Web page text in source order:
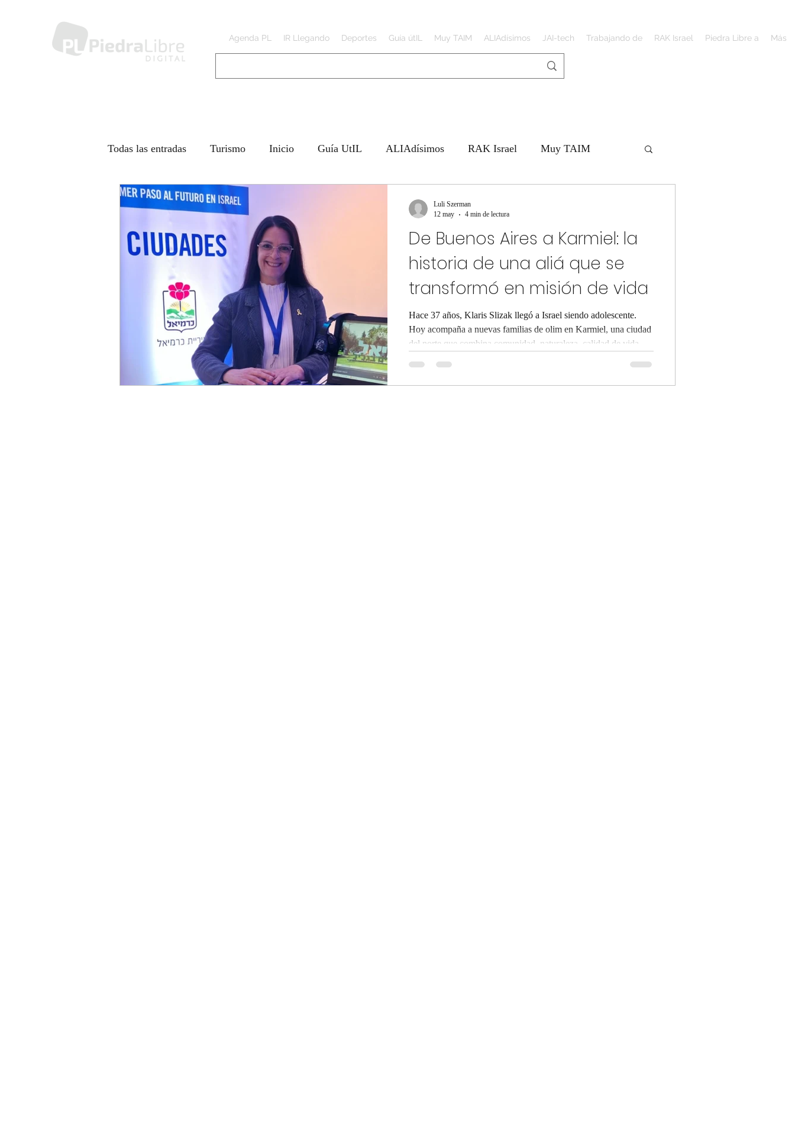
Agenda PL IR Llegando Deportes Guía útIL Muy TAIM ALIAdísimos JAI-tech Trabajando de RAK Israel Piedra Libre a Más
Todas las entradas Turismo Inicio Guía UtIL ALIAdísimos RAK Israel Muy TAIM
Piedra Libre a IR Llegando
Días difíciles - GUERRA CON IRAN
De Buenos Aires a Karmiel: la
historia de una aliá que se
transformó en misión de vida
Hace 37 años, Klaris Slizak llegó a Israel siendo adolescente.
Hoy acompaña a nuevas familias de olim en Karmiel, una ciudad
del norte que combina comunidad, naturaleza, calidad de vida y
Luli Szerman
12 may
4 min de lectura